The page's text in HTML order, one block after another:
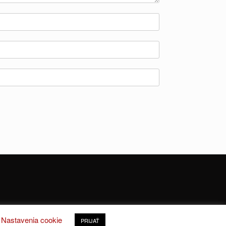
Nastavenia cookie PRIJAŤ